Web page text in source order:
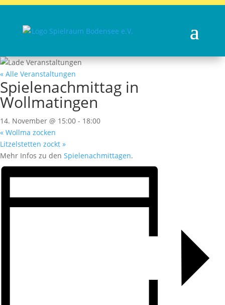
« Alle Veranstaltungen
Spielenachmittag in
Wollmatingen
14. November @ 15:00 - 18:00
« Wollma zocken
Litzelstetten zockt »
Mehr Infos zu den Spielenachmittagen.